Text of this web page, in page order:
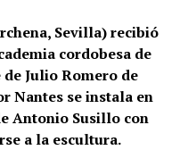
Sevilla) recibió
cordobesa de
Julio Romero de
Nantes se instala en
Antonio Susillo con
a la escultura.